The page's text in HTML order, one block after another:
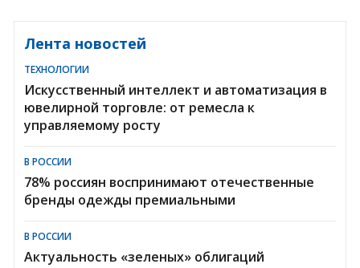
Лента новостей
ТЕХНОЛОГИИ
Искусственный интеллект и автоматизация в
ювелирной торговле: от ремесла к
управляемому росту
В РОССИИ
78% россиян воспринимают отечественные
бренды одежды премиальными
В РОССИИ
Актуальность «зеленых» облигаций